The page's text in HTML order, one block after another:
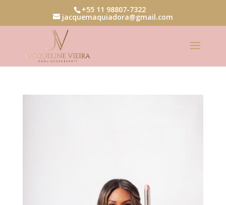
+55 11 98807-7322
jacquemaquiadora@gmail.com